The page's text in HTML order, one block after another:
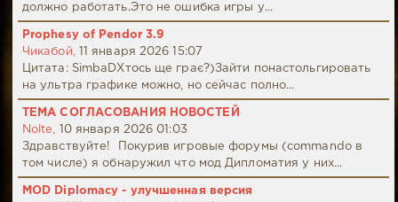
должно работать.Это не ошибка игры у...
Prophesy of Pendor 3.9
Чикабой,
11 января 2026 15:07
Цитата: SimbaDХтось ще грає?)Зайти понастольгировать
на ультра графике можно, но сейчас полно...
ТЕМА СОГЛАСОВАНИЯ НОВОСТЕЙ
Nolte,
10 января 2026 01:03
Здравствуйте! Покурив игровые форумы (commando в
том числе) я обнаружил что мод Дипломатия у них...
MOD Diplomacy - улучшенная версия